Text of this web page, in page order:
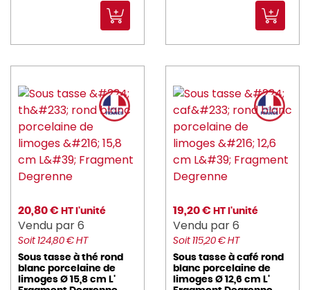
20,80 € HT l'unité
Vendu par 6
Soit 124,80 € HT
Sous tasse à thé rond
blanc porcelaine de
limoges Ø 15,8 cm L'
19,20 € HT l'unité
Vendu par 6
Soit 115,20 € HT
Sous tasse à café rond
blanc porcelaine de
limoges Ø 12,6 cm L'